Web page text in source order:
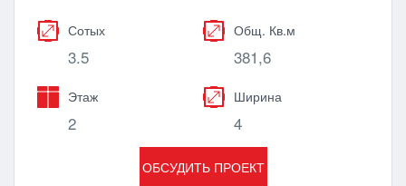
Сотых
3.5
Общ. Кв.м
381,6
Этаж
2
Ширина
4
ОБСУДИТЬ ПРОЕКТ